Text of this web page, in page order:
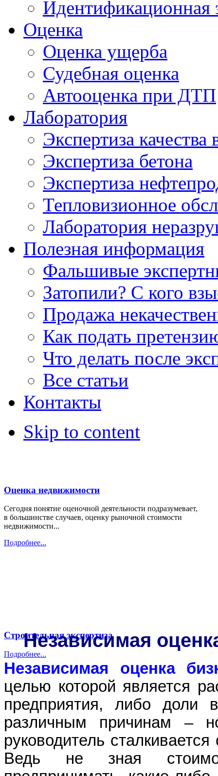
Идентификационная
Оценка
Оценка ущерба
Судебная оценка
Автооценка при ДТП
Лаборатория
Экспертиза качества
Экспертиза бетона
Экспертиза
Тепловизионное
Лаборатория
Полезная информация
Фальшивые
Затопили? С кого
Продажа
Как подать
Что делать после
Все статьи
Контакты
Skip to content
Оценка недвижимости
Сегодня понятие оценочной деятельности подразумевает,
в большинстве случаев, оценку рыночной стоимости
недвижимости...
Подробнее...
Строительная экспертиза
Подробнее...
Независимая
Независимая оценка
целью которой является
предприятия, либо
различным причинам –
руководитель
Ведь не зная